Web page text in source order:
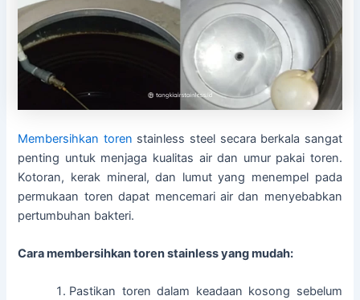
Membersihkan toren stainless steel secara berkala sangat
penting untuk menjaga kualitas air dan umur pakai toren.
Kotoran, kerak mineral, dan lumut yang menempel pada
permukaan toren dapat mencemari air dan menyebabkan
pertumbuhan bakteri.
Cara membersihkan toren stainless yang mudah:
Pastikan toren dalam keadaan kosong sebelum